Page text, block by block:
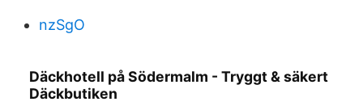
nzSgO
Däckhotell på Södermalm - Tryggt & säkert
Däckbutiken